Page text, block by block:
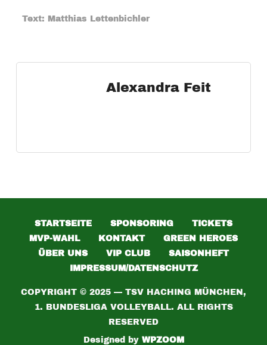
Text: Matthias Lettenbichler
Alexandra Feit
STARTSEITE SPONSORING
TICKETS
MVP-WAHL
KONTAKT
GREEN HEROES
ÜBER UNS
VIP CLUB
SAISONHEFT
IMPRESSUM/DATENSCHUTZ
COPYRIGHT © 2025 — TSV HACHING MÜNCHEN,
1. BUNDESLIGA VOLLEYBALL. ALL RIGHTS
RESERVED
Designed by WPZOOM